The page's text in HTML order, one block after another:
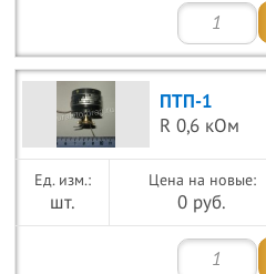
ПТП-1
R 0,6 кОм
шт.
Цена на новые:
0 руб.